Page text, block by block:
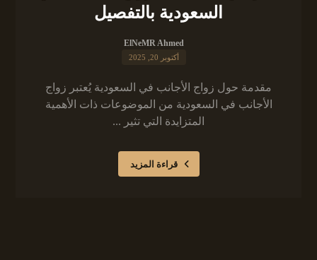
السعودية بالتفصيل
ElNeMR Ahmed
أكتوبر 20, 2025
مقدمة حول زواج الأجانب في السعودية يُعتبر زواج
الأجانب في السعودية من الموضوعات ذات الأهمية
المتزايدة التي تثير ...
قراءة المزيد